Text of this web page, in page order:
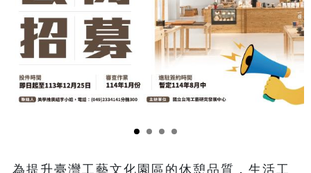
為提升臺灣工藝文化園區的休憩品質，生活工